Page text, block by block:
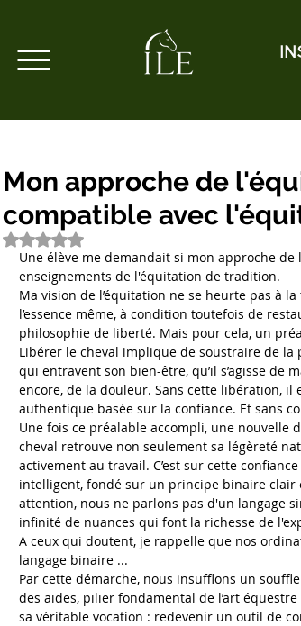
Mon approche de
compatible avec
Noté NaN étoiles sur 5.
Une élève me demandait si mon approche
enseignements de l'équitation de tradition.
Ma vision de l’équitation ne se heurte pas à
l’essence même, à condition toutefois de
philosophie de liberté. Mais pour cela, un
Libérer le cheval implique de soustraire de
qui entravent son bien-être, qu’il s’agisse de
encore, de la douleur. Sans cette libération, il
authentique basée sur la confiance. Et sans
Une fois ce préalable accompli, une nouvelle
cheval retrouve non seulement sa légèreté
activement au travail. C’est sur cette
intelligent, fondé sur un principe binaire clair
attention, nous ne parlons pas d'un langage
infinité de nuances qui font la richesse de
A ceux qui doutent, je rappelle que nos
langage binaire ...
Par cette démarche, nous insufflons un
des aides, pilier fondamental de l’art
sa véritable vocation : redevenir un outil de